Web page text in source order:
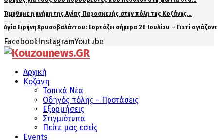
Τιμήθηκε η μνήμη της Αγίας Παρασκευής στην πόλη της Κοζάνης…
Αγία Ειρήνη Χρυσοβαλάντου: Εορτάζει σήμερα 28 Ιουλίου – Γιατί
FacebookInstagramYoutube
Αρχική
Κοζάνη
Τοπικά Νέα
Οδηγός πόλης – Προτάσεις
Εξορμήσεις
Στιγμιότυπα
Πείτε μας εσείς
Events